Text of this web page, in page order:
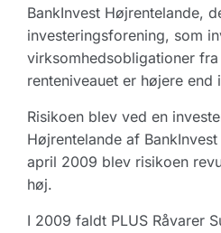
BankInvest Højrentelande,
investeringsforening, som
virksomhedsobligationer
renteniveauet er højere end
Risikoen blev ved en
Højrentelande af
april 2009 blev risikoen
høj.
I 2009 faldt PLUS Råvarer